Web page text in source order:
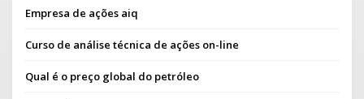
Empresa de ações aiq
Curso de análise técnica de ações on-line
Qual é o preço global do petróleo